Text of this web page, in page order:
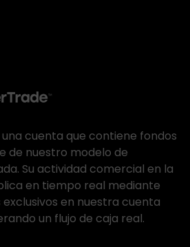
cuenta que contiene fondos
de nuestro modelo de
Su actividad comercial en la
en tiempo real mediante
en nuestra cuenta
un flujo de caja real.